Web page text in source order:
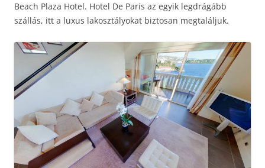
Beach Plaza Hotel. Hotel De Paris az egyik legdrágább
szállás, itt a luxus lakosztályokat biztosan megtaláljuk.